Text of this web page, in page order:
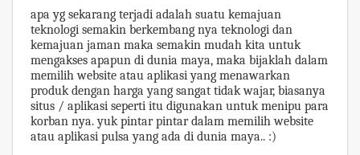
apa yg sekarang terjadi adalah suatu kemajuan
teknologi semakin berkembang nya teknologi dan
kemajuan jaman maka semakin mudah kita untuk
mengakses apapun di dunia maya, maka bijaklah dalam
memilih website atau aplikasi yang menawarkan
produk dengan harga yang sangat tidak wajar, biasanya
situs / aplikasi seperti itu digunakan untuk menipu para
korban nya. yuk pintar pintar dalam memilih website
atau aplikasi pulsa yang ada di dunia maya.. :)